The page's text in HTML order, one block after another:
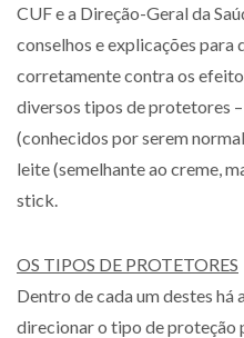
CUF e a Direção-Geral da
conselhos e explicações para
corretamente contra os
diversos tipos de protetores –
(conhecidos por serem
leite (semelhante ao creme,
stick.
OS TIPOS DE PROTETORES
Dentro de cada um destes
direcionar o tipo de proteção